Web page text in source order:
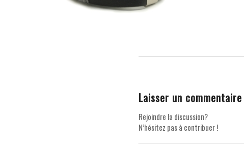
Laisser un commentaire
Rejoindre la discussion?
N’hésitez pas à contribuer !